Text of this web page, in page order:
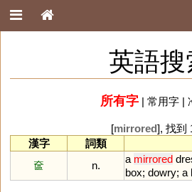
英語搜
所有字| 常用字|
[mirrored], 找到
漢字
詞類
奩
n.
a mirrored
box; dowry; a